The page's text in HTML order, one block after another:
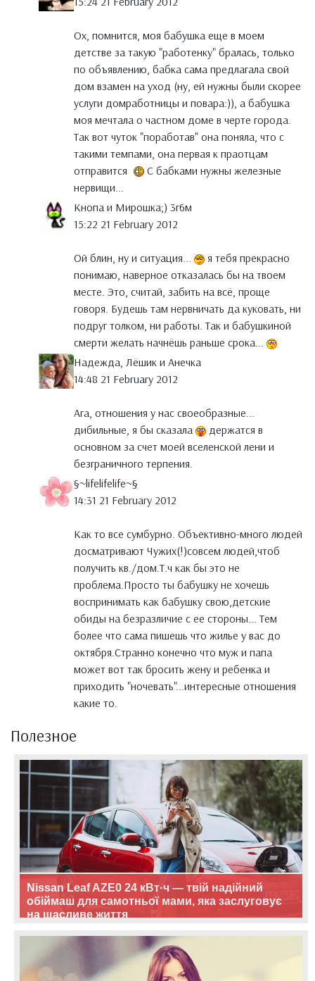
Ох, помнится, моя бабушка еще в моем
детстве за такую "работенку" бралась, только
по объявлению, бабка сама предлагала свой
дом взамен на уход (ну, ей нужны были скорее
услуги домработницы и повара:)), а бабушка
моя мечтала о частном доме в черте города.
Так вот чуток "поработав" она поняла, что с
такими темпами, она первая к праотцам
отправится
С бабками нужны железные
нервищи...
Кнопа и Мирошка;) 3г6м
15:22 21 February 2012
Ой блин, ну и ситуация...
я тебя прекрасно
понимаю, наверное отказалась бы на твоем
месте. Это, считай, забить на всё, проще
говоря. Будешь там нервничать да куковать, ни
подруг толком, ни работы. Так и бабушкиной
смерти желать начнёшь раньше срока...
Надежда, Лёшик и Анечка
14:48 21 February 2012
Ага, отношения у нас своеобразные...
дибильные, я бы сказала
держатся в
основном за счет моей вселенской лени и
безграничного терпения.
§~lifelifelife~§
14:31 21 February 2012
Как то все сумбурно. Объективно-много людей
досматривают Чужих(!)совсем людей,чтоб
получить кв./дом.Т.ч как бы это не
проблема.Просто ты бабушку не хочешь
воспринимать как бабушку свою,детские
обиды на безразличие с ее стороны... Тем
более что сама пишешь что жилье у вас до
октября.Странно конечно что муж и папа
может вот так бросить жену и ребенка и
приходить "ночевать"...интересные отношения
какие то.
Полезное
Nissan Leaf AZE0 24 кВт·ч — твій надійний
обіймаш для самотньої мами, яка заслуговує
на щасливе життя